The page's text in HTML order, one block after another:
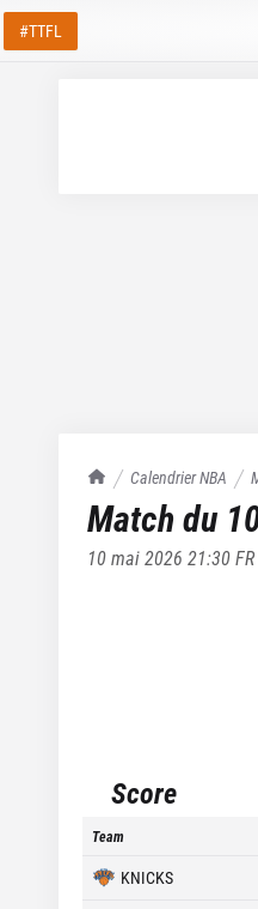
#TTFL
TrashTalk Actu NBA
Calendrier NBA
Match du
10 mai 2026 21:30FR
Score
Team
KNICKS